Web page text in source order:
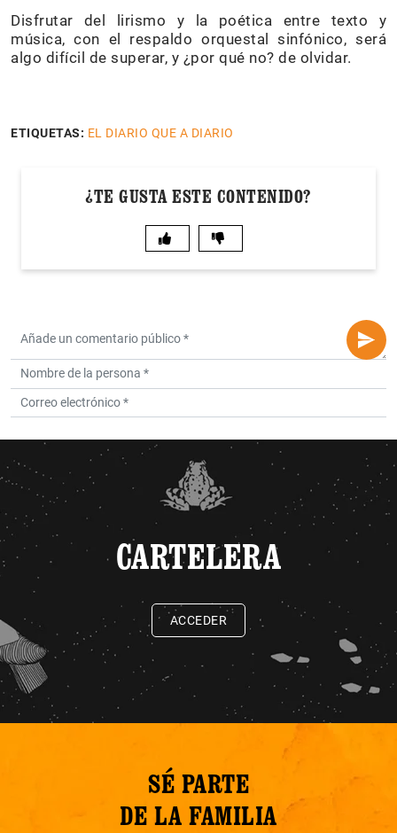
Disfrutar del lirismo y la poética entre texto y
música, con el respaldo orquestal sinfónico, será
algo difícil de superar, y ¿por qué no? de olvidar.
ETIQUETAS: EL DIARIO QUE A DIARIO
¿TE GUSTA ESTE CONTENIDO?
CARTELERA
ACCEDER
SÉ PARTE
DE LA FAMILIA